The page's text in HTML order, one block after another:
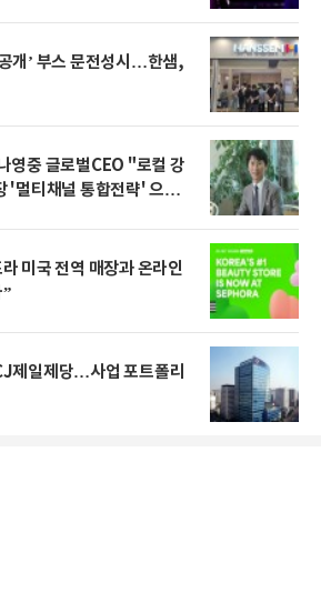
개’ 부스 문전성시…한샘,
영중 글로벌CEO "로컬 강
'멀티채널 통합전략' 으로
미국 전역 매장과 온라인
제일제당…사업 포트폴리